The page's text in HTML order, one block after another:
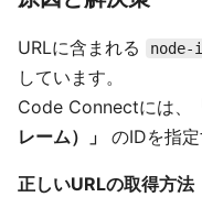
URLに含まれる node-
しています。
Code Connectには、
レーム）」
のIDを指定
正しいURLの取得方法